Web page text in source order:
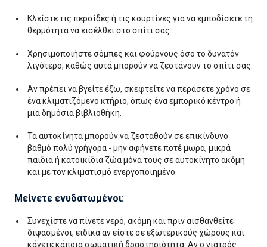
Κλείστε τις περσίδες ή τις κουρτίνες για να εμποδίσετε τη
θερμότητα να εισέλθει στο σπίτι σας.
Χρησιμοποιήστε σόμπες και φούρνους όσο το δυνατόν
λιγότερο, καθώς αυτά μπορούν να ζεστάνουν το σπίτι σας.
Αν πρέπει να βγείτε έξω, σκεφτείτε να περάσετε χρόνο σε
ένα κλιματιζόμενο κτήριο, όπως ένα εμπορικό κέντρο ή
μια δημόσια βιβλιοθήκη.
Τα αυτοκίνητα μπορούν να ζεσταθούν σε επικίνδυνο
βαθμό πολύ γρήγορα - μην αφήνετε ποτέ μωρά, μικρά
παιδιά ή κατοικίδια ζώα μόνα τους σε αυτοκίνητο ακόμη
και με τον κλιματισμό ενεργοποιημένο.
Μείνετε ενυδατωμένοι:
Συνεχίστε να πίνετε νερό, ακόμη και πριν αισθανθείτε
διψασμένοι, ειδικά αν είστε σε εξωτερικούς χώρους και
κάνετε κάποια σωματική δραστηριότητα. Αν ο γιατρός